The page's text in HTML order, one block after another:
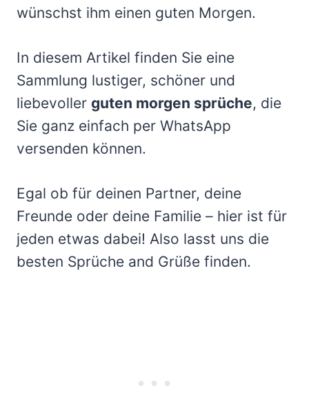
wünschst ihm einen guten Morgen.
In diesem Artikel finden Sie eine
Sammlung lustiger, schöner und
liebevoller guten morgen sprüche, die
Sie ganz einfach per WhatsApp
versenden können.
Egal ob für deinen Partner, deine
Freunde oder deine Familie – hier ist für
jeden etwas dabei! Also lasst uns die
besten Sprüche and Grüße finden.